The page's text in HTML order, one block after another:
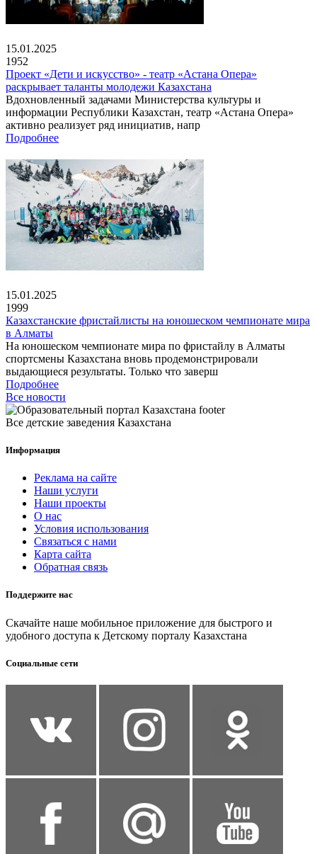
15.01.2025
1952
Проект «Дети и искусство» - театр «Астана Опера»
раскрывает таланты молодежи Казахстана
Вдохновленный задачами Министерства культуры и
информации Республики Казахстан, театр «Астана Опера»
активно реализует ряд инициатив, напр
Подробнее
15.01.2025
1999
Казахстанские фристайлисты на юношеском чемпионате мира
в Алматы
На юношеском чемпионате мира по фристайлу в Алматы
спортсмены Казахстана вновь продемонстрировали
выдающиеся результаты. Только что заверш
Подробнее
Все новости
Все детские заведения Казахстана
Информация
Реклама на сайте
Наши услуги
Наши проекты
О нас
Условия использования
Связаться с нами
Карта сайта
Обратная связь
Поддержите нас
Скачайте наше мобильное приложение для быстрого и
удобного доступа к Детскому порталу Казахстана
Социальные сети